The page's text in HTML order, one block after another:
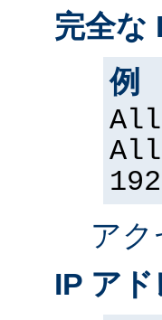
完全な
例
ア
IP ア